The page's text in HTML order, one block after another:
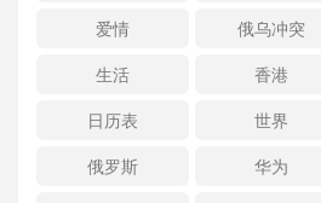
爱情
俄乌冲突
生活
香港
日历表
世界
俄罗斯
华为